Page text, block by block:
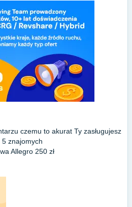
czemu to akurat Ty zasługujesz
znajomych
Allegro 250 zł